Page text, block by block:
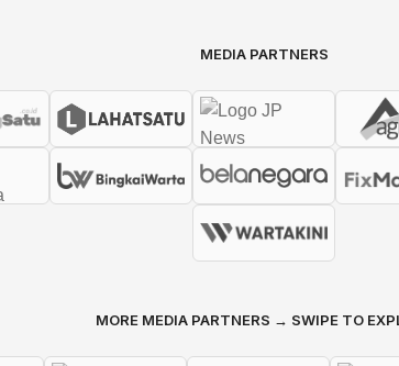
MEDIA PARTNERS
MORE MEDIA PARTNERS → SWIPE TO